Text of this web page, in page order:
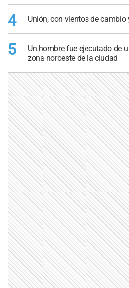
4
Unión, con vientos de cambio
5
Un hombre fue ejecutado de
zona noroeste de la ciudad